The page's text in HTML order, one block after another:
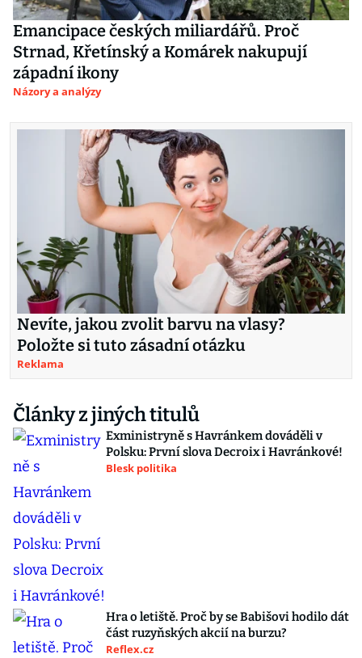
Emancipace českých miliardářů. Proč
Strnad, Křetínský a Komárek nakupují
západní ikony
Názory a analýzy
Nevíte, jakou zvolit barvu na vlasy?
Položte si tuto zásadní otázku
Reklama
Články z jiných titulů
Exministryně s Havránkem dováděli v
Polsku: První slova Decroix i Havránkové!
Blesk politika
Hra o letiště. Proč by se Babišovi hodilo dát
část ruzyňských akcií na burzu?
Reflex.cz